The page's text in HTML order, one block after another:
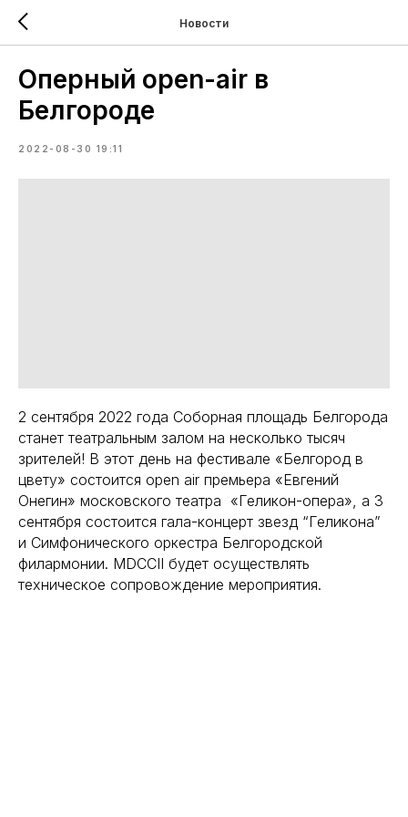
Новости
Оперный open-air в
Белгороде
2022-08-30 19:11
2 сентября 2022 года Соборная площадь Белгорода
станет театральным залом на несколько тысяч
зрителей! В этот день на фестивале «Белгород в
цвету» состоится open air премьера «Евгений
Онегин» московского театра «Геликон-опера», а 3
сентября состоится гала-концерт звезд “Геликона”
и Симфонического оркестра Белгородской
филармонии. MDCCII будет осуществлять
техническое сопровождение мероприятия.